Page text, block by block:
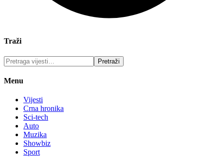
Traži
Menu
Vijesti
Crna hronika
Sci-tech
Auto
Muzika
Showbiz
Sport